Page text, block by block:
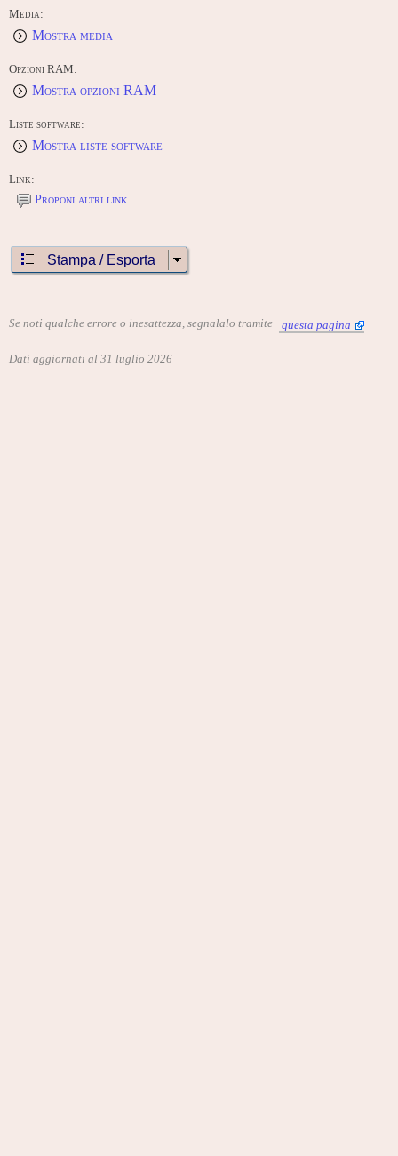
Media:
Mostra media
Opzioni RAM:
Mostra opzioni RAM
Liste software:
Mostra liste software
Link:
Proponi altri link
Stampa / Esporta
Se noti qualche errore o inesattezza, segnalalo tramite questa pagina
Dati aggiornati al 31 luglio 2026